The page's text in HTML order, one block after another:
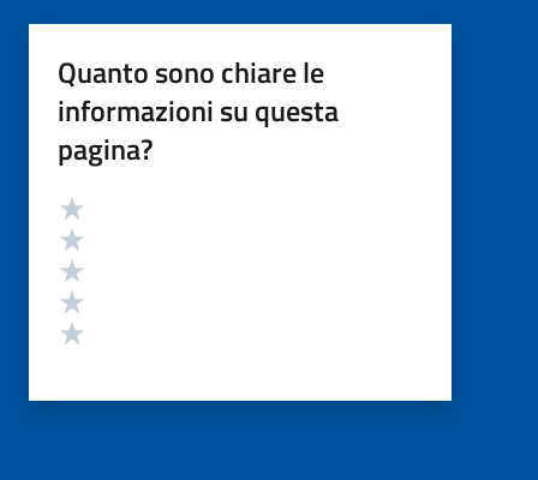
Quanto sono chiare le
informazioni su questa
pagina?
Valutazione